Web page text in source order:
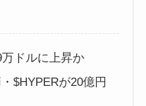
ドルに上昇か
$HYPERが20億円